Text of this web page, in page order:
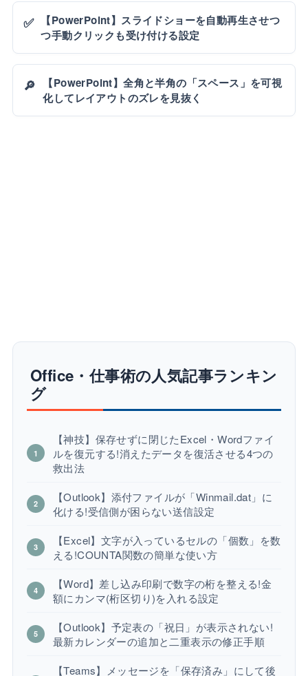
✅
【PowerPoint】スライドショーを自動再生させつ
つ手動クリックも受け付ける設定
🔎
【PowerPoint】全角と半角の「スペース」を可視
化してレイアウトのズレを見抜く
Office・仕事術の人気記事ランキン
グ
【神技】保存せずに閉じたExcel・Wordファイ
ルを復元する!消えたデータを復活させる4つの
救出法
【Outlook】添付ファイルが「Winmail.dat」に
化ける!受信側が困らない送信設定
【Excel】文字が入っているセルの「個数」を数
える!COUNTA関数の簡単な使い方
【Word】差し込み印刷で数字の桁を整える!金
額にカンマ(桁区切り)を入れる設定
【Outlook】予定表の「祝日」が表示されない!
最新カレンダーの追加と二重表示の修正手順
【Teams】メッセージを「保存済み」にして後